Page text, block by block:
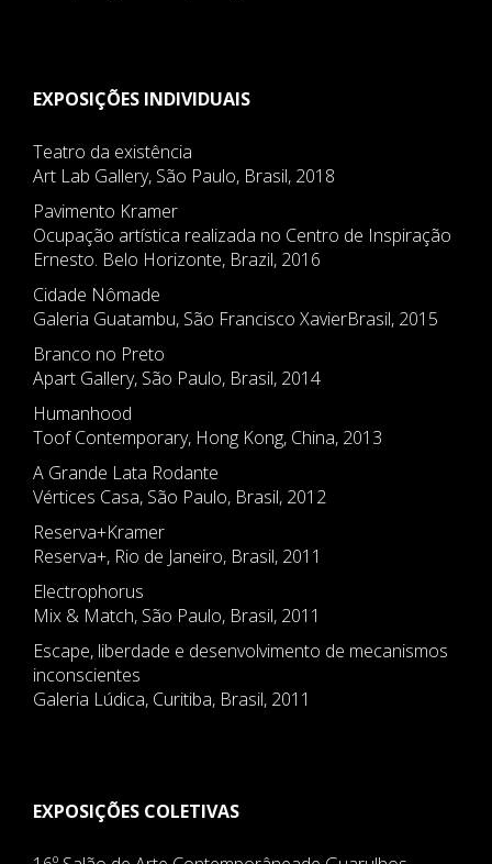
EXPOSIÇÕES INDIVIDUAIS
Teatro da existência
Art Lab Gallery, São Paulo, Brasil, 2018
Pavimento Kramer
Ocupação artística realizada no Centro de Inspiração
Ernesto. Belo Horizonte, Brazil, 2016
Cidade Nômade
Galeria Guatambu, São Francisco XavierBrasil, 2015
Branco no Preto
Apart Gallery, São Paulo, Brasil, 2014
Humanhood
Toof Contemporary, Hong Kong, China, 2013
A Grande Lata Rodante
Vértices Casa, São Paulo, Brasil, 2012
Reserva+Kramer
Reserva+, Rio de Janeiro, Brasil, 2011
Electrophorus
Mix & Match, São Paulo, Brasil, 2011
Escape, liberdade e desenvolvimento de mecanismos
inconscientes
Galeria Lúdica, Curitiba, Brasil, 2011
EXPOSIÇÕES COLETIVAS